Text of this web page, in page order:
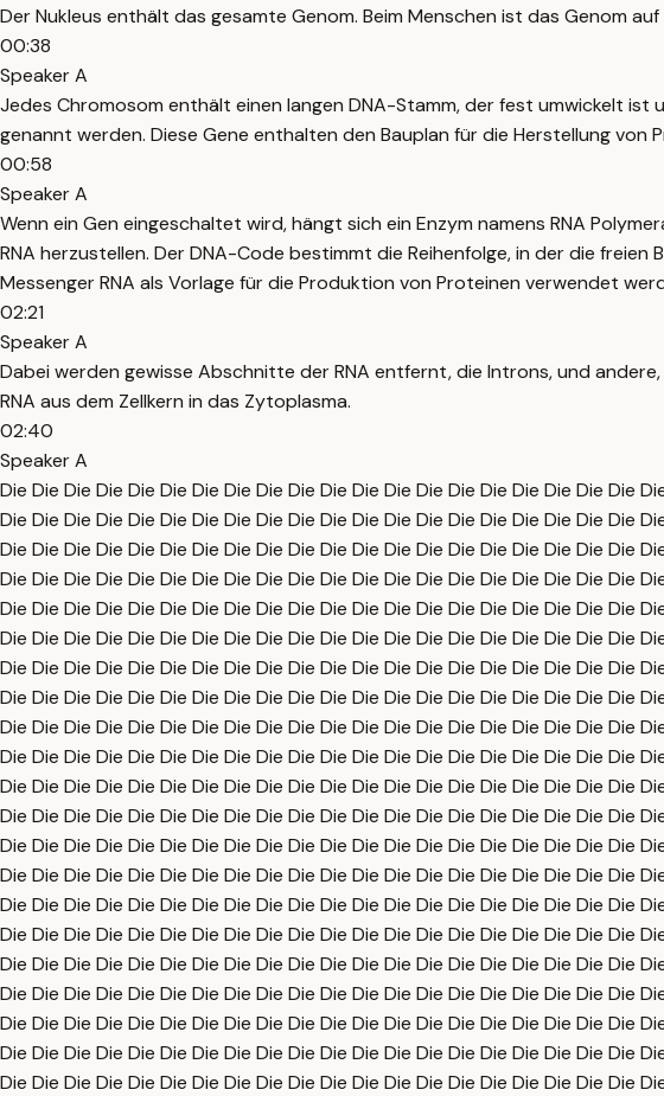
Der Nukleus enthält das gesamte Genom. Beim Menschen ist das Genom
00:38
Speaker A
Jedes Chromosom enthält einen langen DNA-Stamm, der fest umwickelt
genannt werden. Diese Gene enthalten den Bauplan für die Herstellung von
00:58
Speaker A
Wenn ein Gen eingeschaltet wird, hängt sich ein Enzym namens RNA
RNA herzustellen. Der DNA-Code bestimmt die Reihenfolge, in der die
Messenger RNA als Vorlage für die Produktion von Proteinen verwendet
02:21
Speaker A
Dabei werden gewisse Abschnitte der RNA entfernt, die Introns, und
RNA aus dem Zellkern in das Zytoplasma.
02:40
Speaker A
Die Die Die Die Die Die Die Die Die Die Die Die Die Die Die Die Die Die Die Die
Die Die Die Die Die Die Die Die Die Die Die Die Die Die Die Die Die Die Die Die
Die Die Die Die Die Die Die Die Die Die Die Die Die Die Die Die Die Die Die Die
Die Die Die Die Die Die Die Die Die Die Die Die Die Die Die Die Die Die Die Die
Die Die Die Die Die Die Die Die Die Die Die Die Die Die Die Die Die Die Die Die
Die Die Die Die Die Die Die Die Die Die Die Die Die Die Die Die Die Die Die Die
Die Die Die Die Die Die Die Die Die Die Die Die Die Die Die Die Die Die Die Die
Die Die Die Die Die Die Die Die Die Die Die Die Die Die Die Die Die Die Die Die
Die Die Die Die Die Die Die Die Die Die Die Die Die Die Die Die Die Die Die Die
Die Die Die Die Die Die Die Die Die Die Die Die Die Die Die Die Die Die Die Die
Die Die Die Die Die Die Die Die Die Die Die Die Die Die Die Die Die Die Die Die
Die Die Die Die Die Die Die Die Die Die Die Die Die Die Die Die Die Die Die Die
Die Die Die Die Die Die Die Die Die Die Die Die Die Die Die Die Die Die Die Die
Die Die Die Die Die Die Die Die Die Die Die Die Die Die Die Die Die Die Die Die
Die Die Die Die Die Die Die Die Die Die Die Die Die Die Die Die Die Die Die Die
Die Die Die Die Die Die Die Die Die Die Die Die Die Die Die Die Die Die Die Die
Die Die Die Die Die Die Die Die Die Die Die Die Die Die Die Die Die Die Die Die
Die Die Die Die Die Die Die Die Die Die Die Die Die Die Die Die Die Die Die Die
Die Die Die Die Die Die Die Die Die Die Die Die Die Die Die Die Die Die Die Die
Die Die Die Die Die Die Die Die Die Die Die Die Die Die Die Die Die Die Die Die
Die Die Die Die Die Die Die Die Die Die Die Die Die Die Die Die Die Die Die Die